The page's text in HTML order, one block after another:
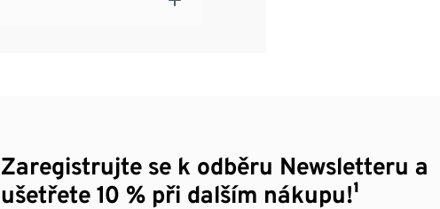
Zaregistrujte se k odběru Newsletteru a
ušetřete 10 % při dalším nákupu!¹